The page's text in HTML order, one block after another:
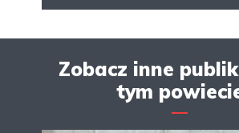
Zobacz inne
tym